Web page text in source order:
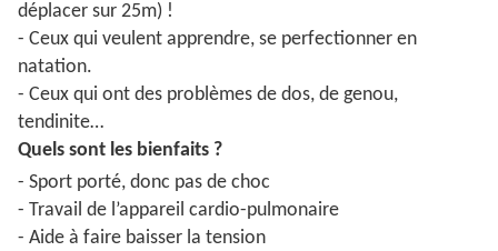
déplacer sur 25m) !
- Ceux qui veulent apprendre, se perfectionner en
natation.
- Ceux qui ont des problèmes de dos, de genou,
tendinite…
Quels sont les bienfaits ?
- Sport porté, donc pas de choc
- Travail de l’appareil cardio-pulmonaire
- Aide à faire baisser la tension